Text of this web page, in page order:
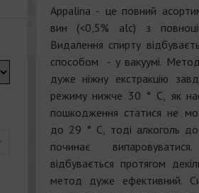
Appalina - це повний
вин (<0,5% alc) з
Видалення спирту
способом - у вакуумі.
дуже ніжну екстракцію
режиму нижче 30 ° С, як
пошкодження статися не
до 29 ° С, тоді алкоголь
починає
відбувається протягом
метод дуже ефективний.